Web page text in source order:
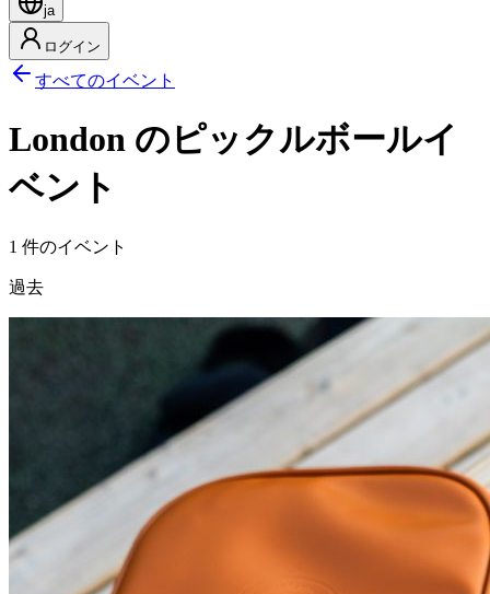
ja
ログイン
すべてのイベント
London のピックルボールイ
ベント
1 件のイベント
過去